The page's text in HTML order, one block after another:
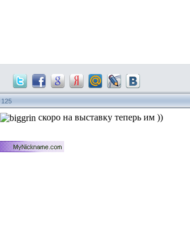
125
скоро на выставку теперь им ))